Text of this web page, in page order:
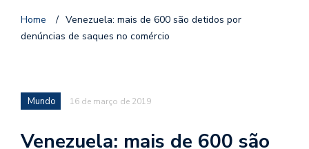
Home / Venezuela: mais de 600 são detidos por
denúncias de saques no comércio
Mundo 16 de março de 2019
Venezuela: mais de 600 são